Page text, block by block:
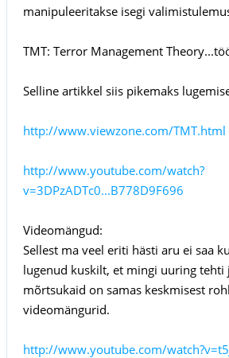
manipuleeritakse isegi
TMT: Terror Management
Selline artikkel siis pikemaks
http://www.viewzone.com/TMT.html
http://www.youtube.com/watch?
v=3DPzADTc0...B778D9F696
Videomängud:
Sellest ma veel eriti hästi aru ei saa
lugenud kuskilt, et mingi uuring tehti
mõrtsukaid on samas keskmisest
videomängurid.
http://www.youtube.com/